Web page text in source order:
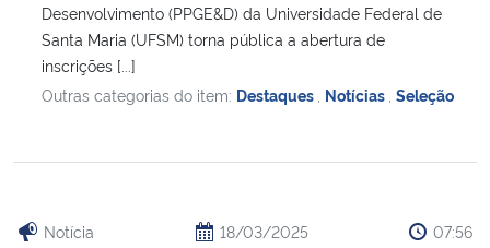
Desenvolvimento (PPGE&D) da Universidade Federal de
Santa Maria (UFSM) torna pública a abertura de
inscrições [...]
Outras categorias do item: Destaques Notícias Seleção
Notícia 18/03/2025 07:56